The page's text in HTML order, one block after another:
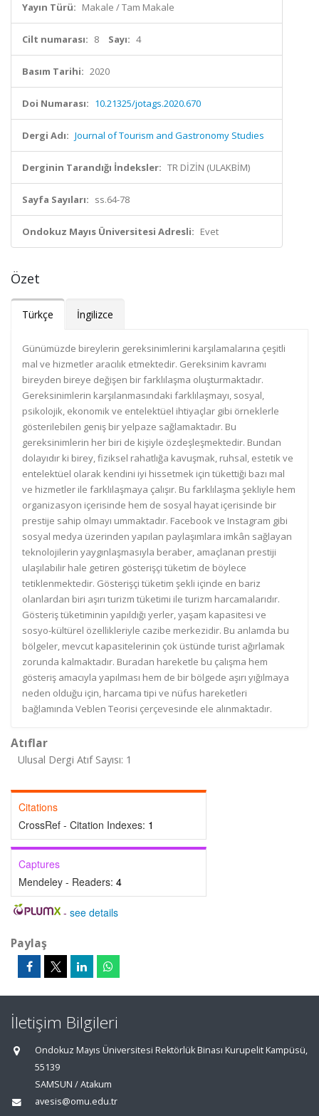
Yayın Türü: Makale / Tam Makale
Cilt numarası: 8 Sayı: 4
Basım Tarihi: 2020
Doi Numarası: 10.21325/jotags.2020.670
Dergi Adı: Journal of Tourism and Gastronomy Studies
Derginin Tarandığı İndeksler: TR DİZİN (ULAKBİM)
Sayfa Sayıları: ss.64-78
Ondokuz Mayıs Üniversitesi Adresli: Evet
Özet
Türkçe İngilizce
Günümüzde bireylerin gereksinimlerini karşılamalarına çeşitli
mal ve hizmetler aracılık etmektedir. Gereksinim kavramı
bireyden bireye değişen bir farklılaşma oluşturmaktadır.
Gereksinimlerin karşılanmasındaki farklılaşmayı, sosyal,
psikolojik, ekonomik ve entelektüel ihtiyaçlar gibi örneklerle
gösterilebilen geniş bir yelpaze sağlamaktadır. Bu
gereksinimlerin her biri de kişiyle özdeşleşmektedir. Bundan
dolayıdır ki birey, fiziksel rahatlığa kavuşmak, ruhsal, estetik ve
entelektüel olarak kendini iyi hissetmek için tükettiği bazı mal
ve hizmetler ile farklılaşmaya çalışır. Bu farklılaşma şekliyle hem
organizasyon içerisinde hem de sosyal hayat içerisinde bir
prestije sahip olmayı ummaktadır. Facebook ve Instagram gibi
sosyal medya üzerinden yapılan paylaşımlara imkân sağlayan
teknolojilerin yaygınlaşmasıyla beraber, amaçlanan prestiji
ulaşılabilir hale getiren gösterişçi tüketim de böylece
tetiklenmektedir. Gösterişçi tüketim şekli içinde en bariz
olanlardan biri aşırı turizm tüketimi ile turizm harcamalarıdır.
Gösteriş tüketiminin yapıldığı yerler, yaşam kapasitesi ve
sosyo-kültürel özellikleriyle cazibe merkezidir. Bu anlamda bu
bölgeler, mevcut kapasitelerinin çok üstünde turist ağırlamak
zorunda kalmaktadır. Buradan hareketle bu çalışma hem
gösteriş amacıyla yapılması hem de bir bölgede aşırı yığılmaya
neden olduğu için, harcama tipi ve nüfus hareketleri
bağlamında Veblen Teorisi çerçevesinde ele alınmaktadır.
Atıflar
Ulusal Dergi Atıf Sayısı: 1
Citations
CrossRef - Citation Indexes: 1
Captures
Mendeley - Readers: 4
- see details
Paylaş
İletişim Bilgileri
Ondokuz Mayıs Üniversitesi Rektörlük Binası Kurupelit Kampüsü,
55139
SAMSUN / Atakum
avesis@omu.edu.tr